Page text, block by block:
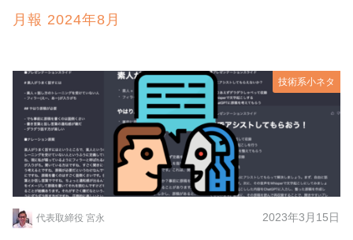
月報 2024年8月
技術系小ネタ
代表取締役 宮永 2023年3月15日